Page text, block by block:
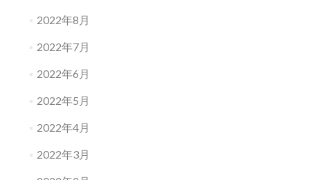
2022年8月
2022年7月
2022年6月
2022年5月
2022年4月
2022年3月